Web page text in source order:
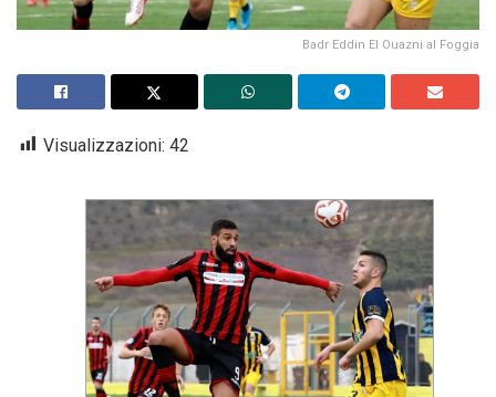
Badr Eddin El Ouazni al Foggia
Visualizzazioni: 42